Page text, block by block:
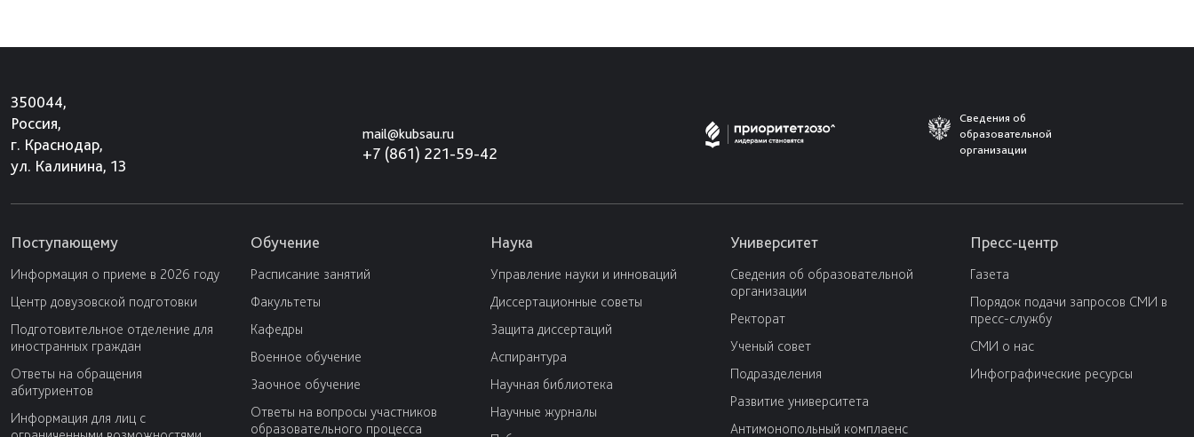
350044,
Россия,
г. Краснодар,
ул. Калинина, 13
mail@kubsau.ru
+7 (861) 221-59-42
Сведения об
образовательной
организации
Поступающему
Информация о приеме в 2026 году
Центр довузовской подготовки
Подготовительное отделение для
иностранных граждан
Ответы на обращения
абитуриентов
Информация для лиц с
Обучение
Расписание занятий
Факультеты
Кафедры
Военное обучение
Заочное обучение
Ответы на вопросы участников
образовательного процесса
Наука
Управление науки и инноваций
Диссертационные советы
Защита диссертаций
Аспирантура
Научная библиотека
Научные журналы
Университет
Сведения об образовательной
организации
Ректорат
Ученый совет
Подразделения
Развитие университета
Антимонопольный комплаенс
Пресс-центр
Газета
Порядок подачи запросов СМИ в
пресс-службу
СМИ о нас
Инфографические ресурсы